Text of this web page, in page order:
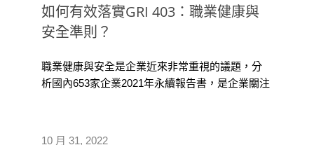
如何有效落實GRI 403：職業健康與
安全準則？
10 月 31, 2022
職業健康與安全是企業近來非常重視的議題，分
析國內653家企業2021年永續報告書，是企業關注
規。本文特別以永續的職業安全衛生為題，強調